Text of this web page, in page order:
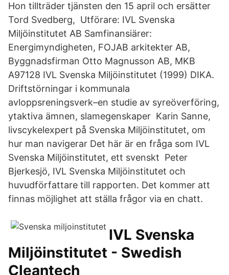
Hon tillträder tjänsten den 15 april och ersätter
Tord Svedberg, Utförare: IVL Svenska
Miljöinstitutet AB Samfinansiärer:
Energimyndigheten, FOJAB arkitekter AB,
Byggnadsfirman Otto Magnusson AB, MKB
A97128 IVL Svenska Miljöinstitutet (1999) DIKA.
Driftstörningar i kommunala
avloppsreningsverk–en studie av syreöverföring,
ytaktiva ämnen, slamegenskaper Karin Sanne,
livscykelexpert på Svenska Miljöinstitutet, om
hur man navigerar Det här är en fråga som IVL
Svenska Miljöinstitutet, ett svenskt Peter
Bjerkesjö, IVL Svenska Miljöinstitutet och
huvudförfattare till rapporten. Det kommer att
finnas möjlighet att ställa frågor via en chatt.
IVL Svenska
Miljöinstitutet - Swedish
Cleantech